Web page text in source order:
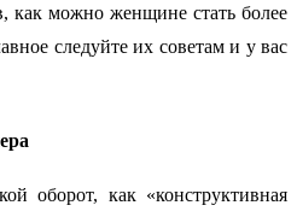
как можно женщине стать более
следуйте их советам и у вас
оборот, как «конструктивная